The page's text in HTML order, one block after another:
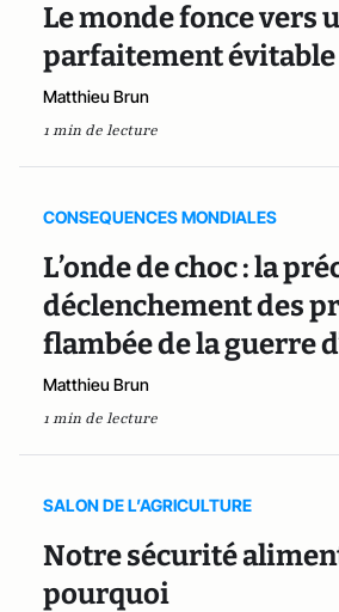
Le monde fonce vers
parfaitement évitable
Matthieu Brun
1 min de lecture
CONSEQUENCES MONDIALES
L’onde de choc : la
déclenchement des
flambée de la guerre
Matthieu Brun
1 min de lecture
SALON DE L’AGRICULTURE
Notre sécurité
pourquoi